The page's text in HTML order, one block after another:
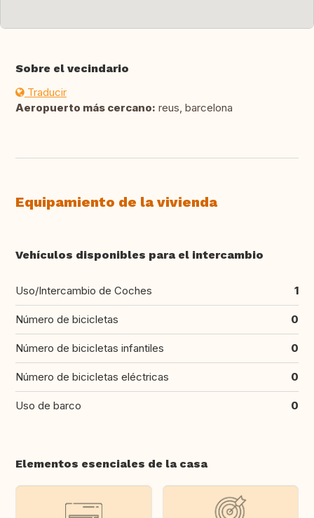
Sobre el vecindario
Traducir
Aeropuerto más cercano: reus, barcelona
Equipamiento de la vivienda
Vehículos disponibles para el intercambio
Uso/Intercambio de Coches 1
Número de bicicletas 0
Número de bicicletas infantiles 0
Número de bicicletas eléctricas 0
Uso de barco 0
Elementos esenciales de la casa